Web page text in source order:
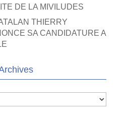
DE LA MIVILUDES
THIERRY
SA CANDIDATURE A